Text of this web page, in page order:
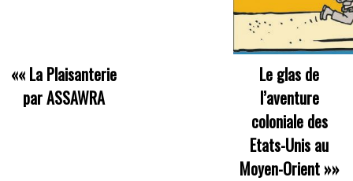
«« La Plaisanterie
par ASSAWRA
Le glas de
l’aventure
coloniale des
Etats-Unis au
Moyen-Orient»»